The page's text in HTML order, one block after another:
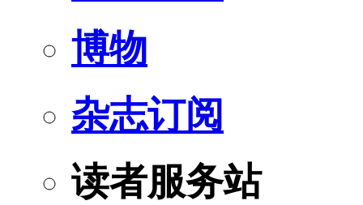
博物
杂志订阅
读者服务站